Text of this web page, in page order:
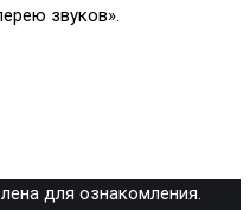
звуков».
для ознакомления.